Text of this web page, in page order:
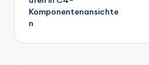
Komponentenansichte
n